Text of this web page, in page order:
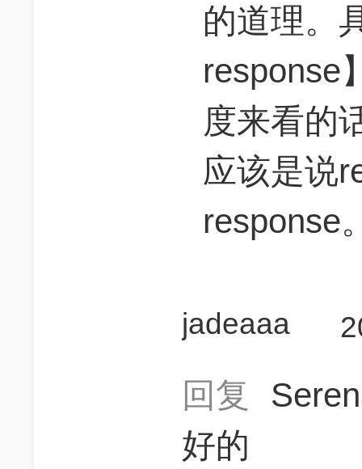
的道理。
response
度来看的
应该是说
response
jadeaaa
回复
好的